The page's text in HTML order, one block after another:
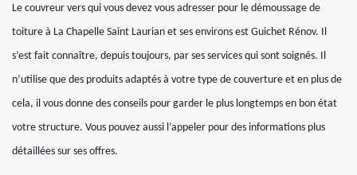
Le couvreur vers qui vous devez vous adresser pour le démoussage de
toiture à La Chapelle Saint Laurian et ses environs est Guichet Rénov. Il
s’est fait connaître, depuis toujours, par ses services qui sont soignés. Il
n’utilise que des produits adaptés à votre type de couverture et en plus de
cela, il vous donne des conseils pour garder le plus longtemps en bon état
votre structure. Vous pouvez aussi l’appeler pour des informations plus
détaillées sur ses offres.